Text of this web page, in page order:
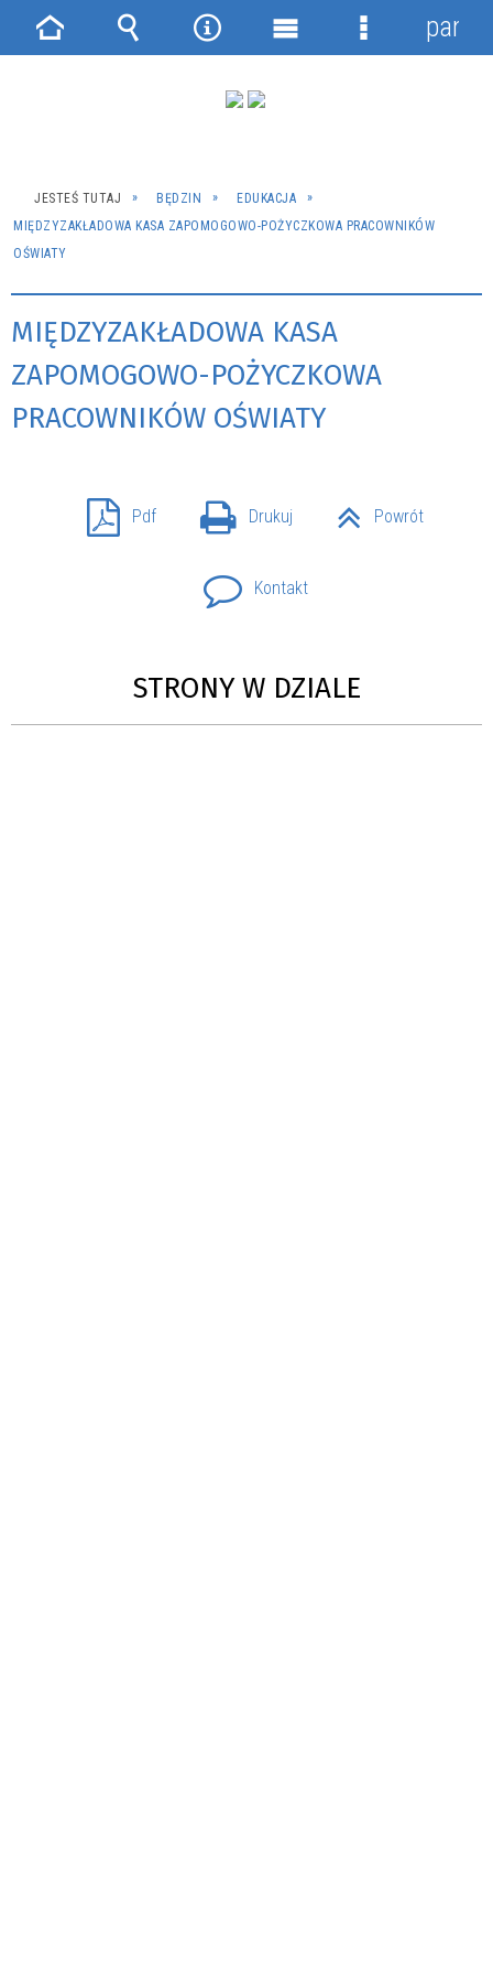
JESTEŚ TUTAJ BĘDZIN
EDUKACJA
MIĘDZYZAKŁADOWA KASA ZAPOMOGOWO-POŻYCZKOWA PRACOWNIKÓW
OŚWIATY
MIĘDZYZAKŁADOWA KASA
ZAPOMOGOWO-POŻYCZKOWA
PRACOWNIKÓW OŚWIATY
Pdf Drukuj Powrót
Kontakt
STRONY W DZIALE
Strona Wyszukiwarka
NarzędziaMenu
Menu
panel